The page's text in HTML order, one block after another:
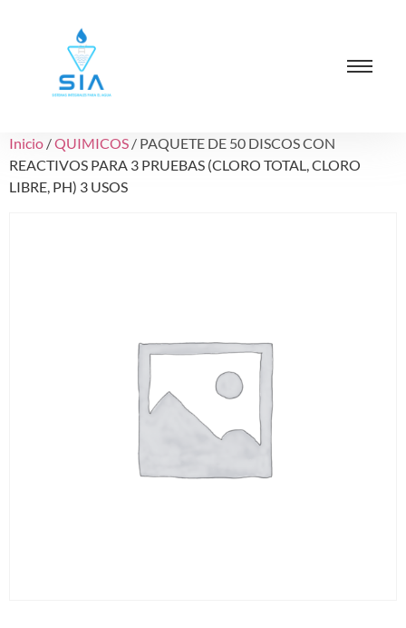
Inicio /QUIMICOS / PAQUETE DE 50 DISCOS CON
REACTIVOS PARA 3 PRUEBAS (CLORO TOTAL, CLORO
LIBRE, PH) 3 USOS